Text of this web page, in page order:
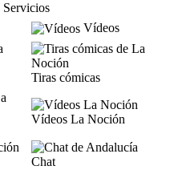
Servicios
Vídeos
Tiras cómicas
Vídeos La Noción
Chat